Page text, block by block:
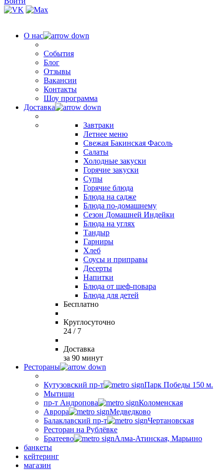
О нас
События
Блог
Отзывы
Вакансии
Контакты
Шоу программа
Доставка
Завтраки
Летнее меню
Свежая Бакинская Фасоль
Салаты
Холодные закуски
Горячие закуски
Супы
Горячие блюда
Блюда на садже
Блюда по-домашнему
Сезон Домашней Индейки
Блюда на углях
Тандыр
Гарниры
Хлеб
Соусы и приправы
Десерты
Напитки
Блюда от шеф-повара
Блюда для детей
Бесплатно
Круглосуточно
24 / 7
Доставка
за 90 минут
Рестораны
Кутузовский пр-т
Парк Победы 150 м.
Мытищи
пр-т Андропова
Коломенская
Аврора
Медведково
Балаклавский пр-т
Чертановская
Ресторан на Рублёвке
Братеево
Алма-Атинская, Марьино
банкеты
кейтеринг
магазин